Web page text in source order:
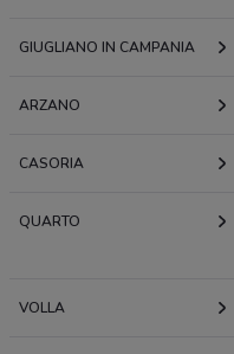
GIUGLIANO IN CAMPANIA
ARZANO
CASORIA
QUARTO
VOLLA